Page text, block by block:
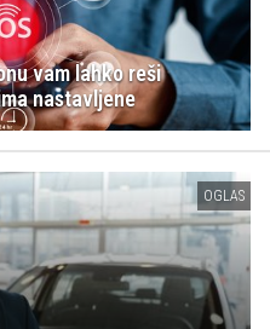
vam lahko reši
nastavljene
OGLAS